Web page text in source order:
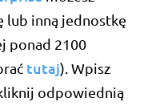
lub inną jednostkę
ponad 2100
tutaj). Wpisz
odpowiednią